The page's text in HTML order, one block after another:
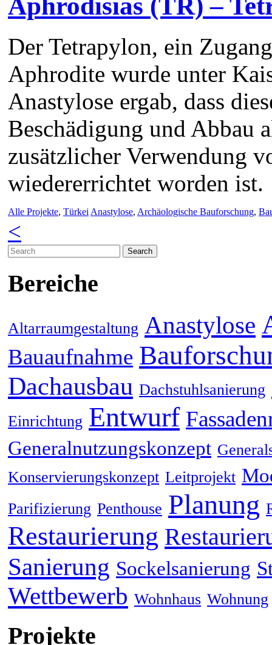
Aphrodisias (TR) –
Der Tetrapylon, ein
Aphrodite wurde unter
Anastylose ergab, dass
Beschädigung und Abbau
zusätzlicher Verwendung
wiedererrichtet worden ist.
Alle Projekte, Türkei Anastylose, Archäologische Bauforschung,
<
Search
for:
Bereiche
Altarraumgestaltung Anastylose
Bauaufnahme
Dachausbau Dachstuhlsanierung
Einrichtung Entwurf
Generalnutzungskonzept
Konservierungskonzept Leitprojekt
Parifizierung Penthouse Planung
Restaurierung
Sanierung Sockelsanierung
Wettbewerb Wohnhaus Wohnung
Projekte